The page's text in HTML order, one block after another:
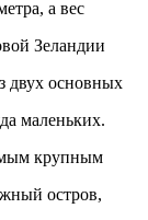
а вес
Зеландии
двух основных
маленьких.
крупным
остров,